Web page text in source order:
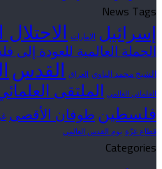
News Tags
إسرائيل الإمارات
الحملة العالمية للعودة إلى
الشيخ محمد الناوي العراق القدس
العلمائي العالمي
الملتقى
فلسطين طوفان الأقصى
قطاع غزّة يوم القدس العالمي
Categories